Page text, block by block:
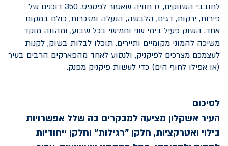
לחובבי השווקים, זו חוויה שאסור לפספס. 350 דוכנים של
פירות, ירקות, דגים, הלבשה, הנעלה ומזכרות, כולם במקום
אחד. השוק פעיל בימי שני וחמישי בכל שבוע, ומהווה מוקד
משיכה להמוני מקומיים ותיירים. תוכלו לבלות בשוק, לקנות
לעצמכם מצרכים לפיקניק, ולנסוע לאחד מהפארקים הרבים בעיר
(או אפילו לחוף הים) כדי לעשות פיקניק מפנק.
לסיכום
העיר אשקלון מציעה למבקרים בה שלל אפשרויות
בילוי ואטרקציות, חלקן "רגילות" וחלקן ייחודיות